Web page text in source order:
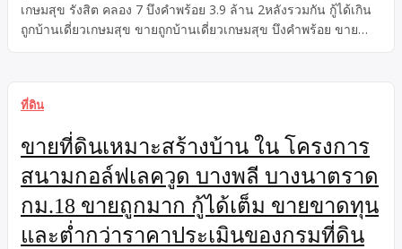
เกษมสุข รังสิต คลอง 7 บึงคำพร้อย 3.9 ล้าน 2หลังรวมกัน กู้ได้เกิน
ถูกบ้านเดี่ยวเกษมสุข ขายถูกบ้านเดี่ยวเกษมสุข บึงคำพร้อย ขาย
ที่ดิน
ขายที่ดินเหมาะสร้างบ้าน ใน โครงการ
สนามกอล์ฟเลควูด บางพลี บางนาตราด
กม.18 ขายถูกมาก กู้ได้เต็ม ขายขาดทุน
และต่ำกว่าราคาประเมินของกรมที่ดิน